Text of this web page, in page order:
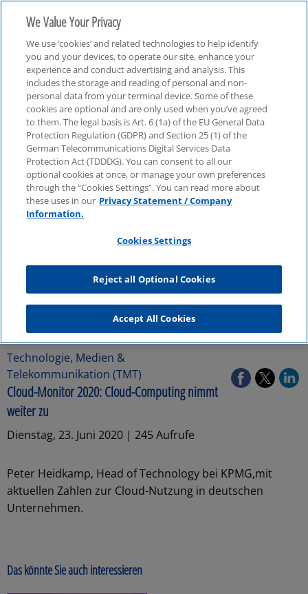
Technologie, Medien & Telekommunikation (TMT)
Technologie, Medien &
Telekommunikation (TMT)
Cloud-Monitor 2020: Cloud-Computing nimmt
weiter zu
Dienstag, 23. Juni 2020 | 245 Aufrufe
Peter Heidkamp, Head of Technology bei KPMG,mit
aktuellen Zahlen zur Cloud-Nutzung in deutschen
Unternehmen.
Das könnte Sie auch interessieren
We Value Your Privacy
We use ‘cookies’ and related technologies to help identify
you and your devices, to operate our site, enhance your
experience and conduct advertising and analysis. This
includes the storage and reading of personal and non-
personal data from your terminal device. Some of these
cookies are optional and are only used when you’ve agreed
to them. The legal basis is Art. 6 (1a) of the EU General Data
Protection Regulation (GDPR) and Section 25 (1) of the
German Telecommunications Digital Services Data
Protection Act (TDDDG). You can consent to all our
optional cookies at once, or manage your own preferences
through the “Cookies Settings”. You can read more about
these uses in our Privacy Statement / Company
Information.
Cookies Settings
Reject all Optional Cookies
Accept All Cookies